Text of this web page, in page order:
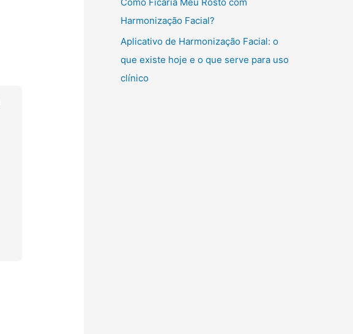
Harmonização Facial?
Aplicativo de Harmonização Facial: o
que existe hoje e o que serve para uso
clínico